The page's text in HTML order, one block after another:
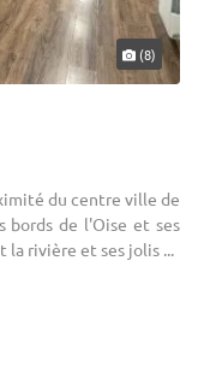
(8)
du centre ville de
bords de l'Oise et ses
la rivière et ses jolis ...